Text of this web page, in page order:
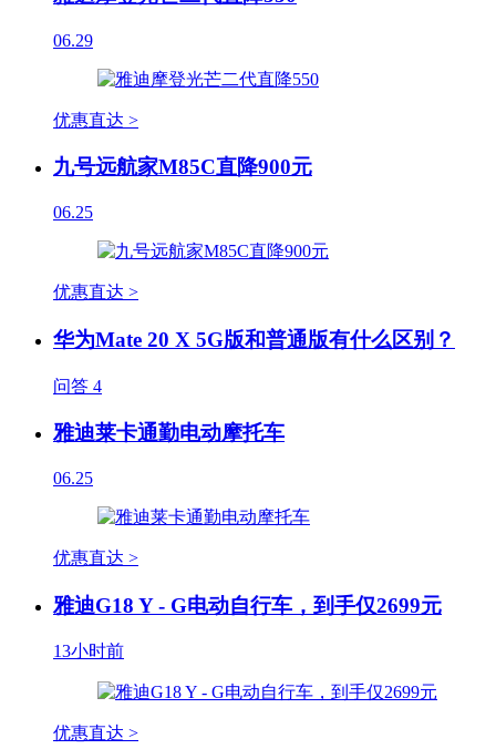
06.29
优惠直达 >
九号远航家M85C直降900元
06.25
优惠直达 >
华为Mate 20 X 5G版和普通版有什么区别？
问答 4
雅迪莱卡通勤电动摩托车
06.25
优惠直达 >
雅迪G18 Y - G电动自行车，到手仅2699元
13小时前
优惠直达 >